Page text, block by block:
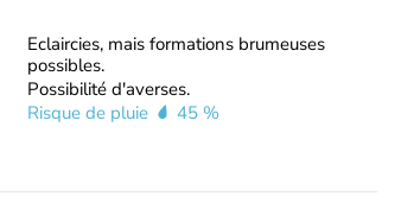
Eclaircies, mais formations brumeuses
possibles.
Possibilité d'averses.
Risque de pluie
45 %